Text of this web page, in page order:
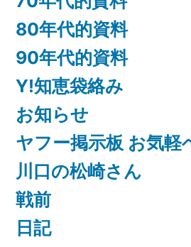
80年代的資料
90年代的資料
Y!知恵袋絡み
お知らせ
ヤフー掲示板 お気軽
川口の松崎さん
戦前
日記